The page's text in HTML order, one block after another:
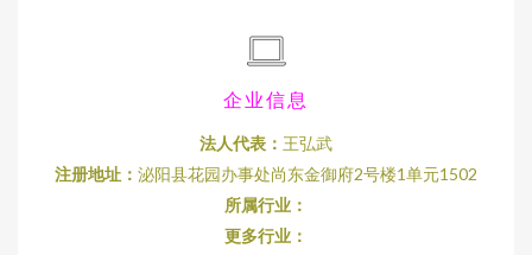
企业信息
法人代表： 王弘武
注册地址： 泌阳县花园办事处尚东金御府2号楼1单元1502
所属行业：
更多行业：